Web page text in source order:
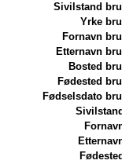
Sivilstand
Yrke
Fornavn
Etternavn
Bosted
Fødested
Fødselsdato